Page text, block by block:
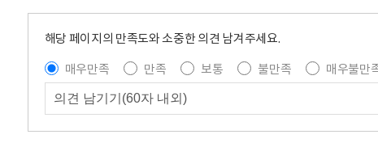
해당 페이지의 만족도와 소중한 의견 남겨주세요.
매우만족
만족 보통 불만족
매우불만